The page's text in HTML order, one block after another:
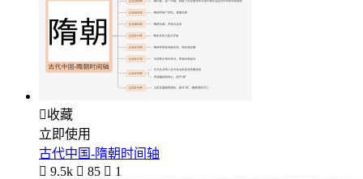
收藏
立即使用
古代中国-隋朝时间轴
 9.5k  85  1